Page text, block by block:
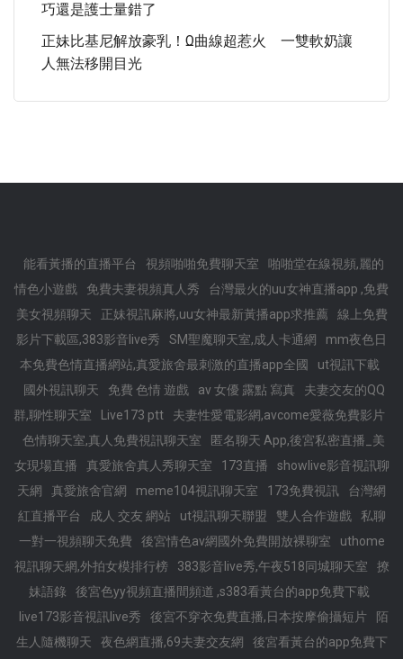
巧還是護士量錯了
正妹比基尼解放豪乳！ω曲線超惹火 一雙軟奶讓
人無法移開目光
能看黃播的直播平台 視頻啪啪免費聊天室
啪啪堂在線視頻,麗的
情色小遊戲
免費夫妻視頻真人秀
台灣最火的uu女神直播app ,免費
美女視頻聊天
正妹視訊麻將,uu女神最新黃播app求推薦
線上免費
影片下載區,383影音live秀
SM聖魔聊天室,成人卡通網
mm夜色日
本免費色情直播網站,真愛旅舍最刺激的直播app全國
ut視訊下載
國外視訊聊天
免費 色情 遊戲 av 女優 露點 寫真
夫妻交友的QQ
群,聊性聊天室
Live173 ptt
夫妻性愛電影網,avcome愛薇免費影片
色情聊天室,真人免費視訊聊天室
匿名聊天 App,後宮私密直播_美
女現場直播
真愛旅舍真人秀聊天室 173直播
showlive影音視訊聊
天網
真愛旅舍官網 meme104視訊聊天室 173免費視訊
台灣網
紅直播平台
成人 交友 網站 ut視訊聊天聯盟 雙人合作遊戲
私聊
一對一視頻聊天免費
後宮情色av網國外免費開放裸聊室
uthome
視訊聊天網,外拍女模排行榜
383影音live秀,午夜518同城聊天室
撩
妹語錄
後宮色yy視頻直播間頻道 ,s383看黃台的app免費下載
live173影音視訊live秀
後宮不穿衣免費直播,日本按摩偷攝短片
陌
生人隨機聊天
夜色網直播,69夫妻交友網 後宮看黃台的app免費下